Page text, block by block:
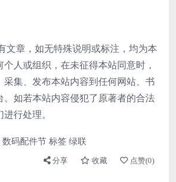
文章，如无特殊说明或标注，均为本
人或组织，在未征得本站同意时，
采集、发布本站内容到任何网站、书
。如若本站内容侵犯了原著者的合法
行处理。
数码配件节 标签 绿联
分享 收藏 点赞(0)